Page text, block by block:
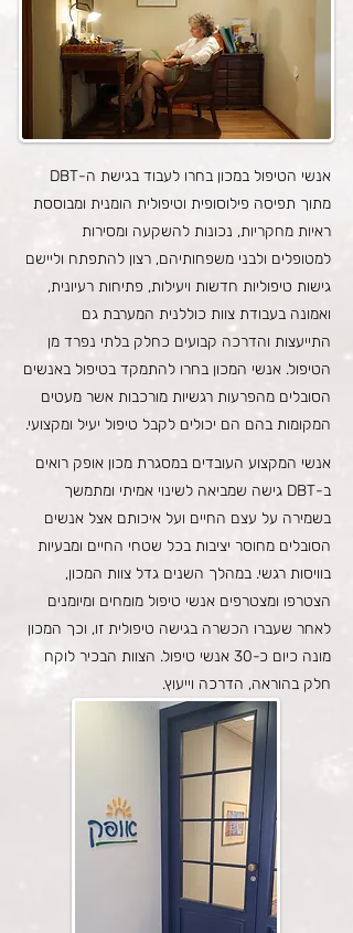
אנשי הטיפול במכון בחרו לעבוד בגישת ה-DBT
מתוך תפיסה פילוסופית וטיפולית הומנית ומבוססת
ראיות מחקריות, נכונות להשקעה ומסירות
למטופלים ולבני משפחותיהם, רצון להתפתח וליישם
גישות טיפוליות חדשות ויעילות, פתיחות רעיונית,
ואמונה בעבודת צוות כוללנית המערבת גם
התייעצות והדרכה קבועים כחלק בלתי נפרד מן
הטיפול. אנשי המכון בחרו להתמקד בטיפול באנשים
הסובלים מהפרעות רגשיות מורכבות אשר מעטים
המקומות בהם הם יכולים לקבל טיפול יעיל ומקצועי.
אנשי המקצוע העובדים במסגרת מכון אופק רואים
ב-DBT גישה שמביאה לשינוי אמיתי ומתמשך
בשמירה על עצם החיים ועל איכותם אצל אנשים
הסובלים מחוסר יציבות בכל שטחי החיים ומבעיות
בוויסות רגשי. במהלך השנים גדל צוות המכון,
הצטרפו ומצטרפים אנשי טיפול מומחים ומיומנים
לאחר שעברו הכשרה בגישה טיפולית זו, וכך המכון
מונה כיום כ-30 אנשי טיפול. הצוות הבכיר לוקח
חלק בהוראה, הדרכה וייעוץ.